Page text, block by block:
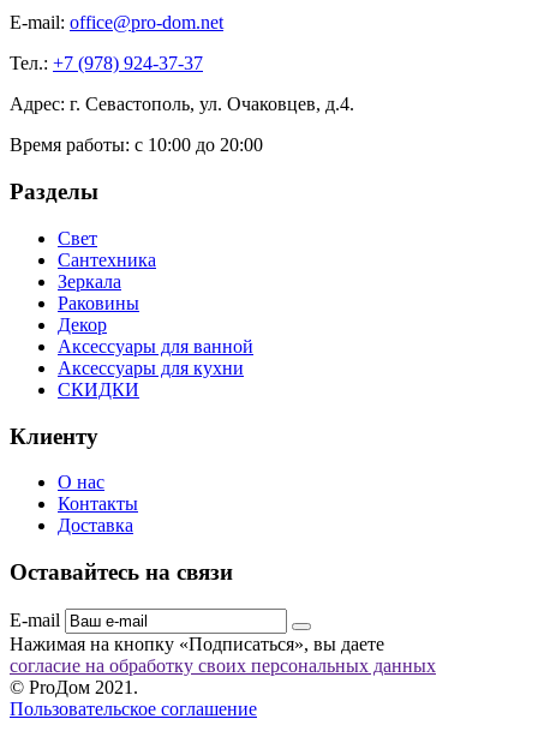
E-mail: office@pro-dom.net
Тел.: +7 (978) 924-37-37
Адрес: г. Севастополь, ул. Очаковцев, д.4.
Время работы: с 10:00 до 20:00
Разделы
Свет
Сантехника
Зеркала
Раковины
Декор
Аксессуары для ванной
Аксессуары для кухни
СКИДКИ
Клиенту
О нас
Контакты
Доставка
Оставайтесь на связи
E-mail
Нажимая на кнопку «Подписаться», вы даете
согласие на обработку своих персональных данных
© ProДом 2021.
Пользовательское соглашение